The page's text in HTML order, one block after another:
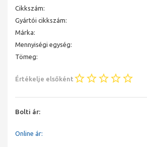
Cikkszám:
Gyártói cikkszám:
Márka:
Mennyiségi egység:
Tömeg:
Értékelje elsőként
Bolti ár:
Online ár: